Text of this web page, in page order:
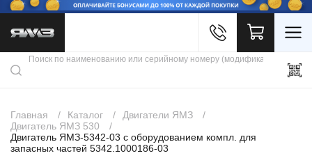
Каталог продукции
Скидки
Контакты
Главная Каталог
Двигатели ЯМЗ
Двигатель ЯМЗ 530
Двигатель ЯМЗ-5342-03 с оборудованием компл. для
запасных частей 5342.1000186-03